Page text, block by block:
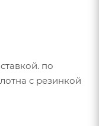
по
с резинкой